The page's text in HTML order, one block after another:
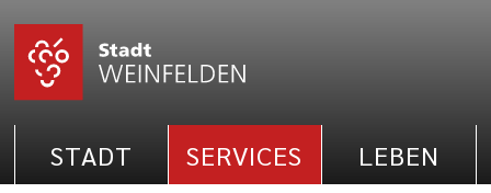
STADT SERVICES LEBEN